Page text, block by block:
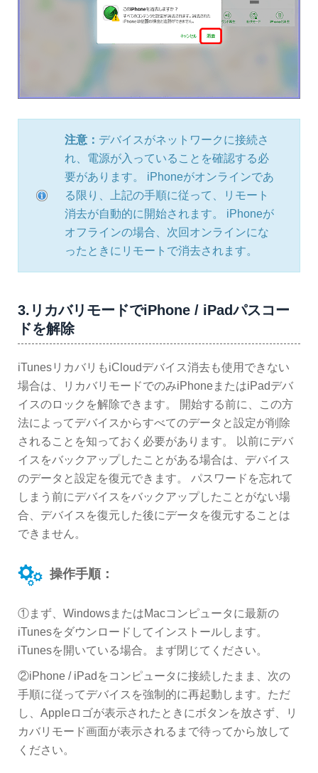
注意： デバイスがネットワークに接続さ
れ、電源が入っていることを確認する必
要があります。 iPhoneがオンラインであ
る限り、上記の手順に従って、リモート
消去が自動的に開始されます。 iPhoneが
オフラインの場合、次回オンラインにな
ったときにリモートで消去されます。
3.リカバリモードでiPhone / iPadパスコー
ドを解除
iTunesリカバリもiCloudデバイス消去も使用できない
場合は、リカバリモードでのみiPhoneまたはiPadデバ
イスのロックを解除できます。 開始する前に、この方
法によってデバイスからすべてのデータと設定が削除
されることを知っておく必要があります。 以前にデバ
イスをバックアップしたことがある場合は、デバイス
のデータと設定を復元できます。 パスワードを忘れて
しまう前にデバイスをバックアップしたことがない場
合、デバイスを復元した後にデータを復元することは
できません。
操作手順：
①まず、WindowsまたはMacコンピュータに最新の
iTunesをダウンロードしてインストールします。
iTunesを開いている場合。まず閉じてください。
②iPhone / iPadをコンピュータに接続したまま、次の
手順に従ってデバイスを強制的に再起動します。ただ
し、Appleロゴが表示されたときにボタンを放さず、リ
カバリモード画面が表示されるまで待ってから放して
ください。